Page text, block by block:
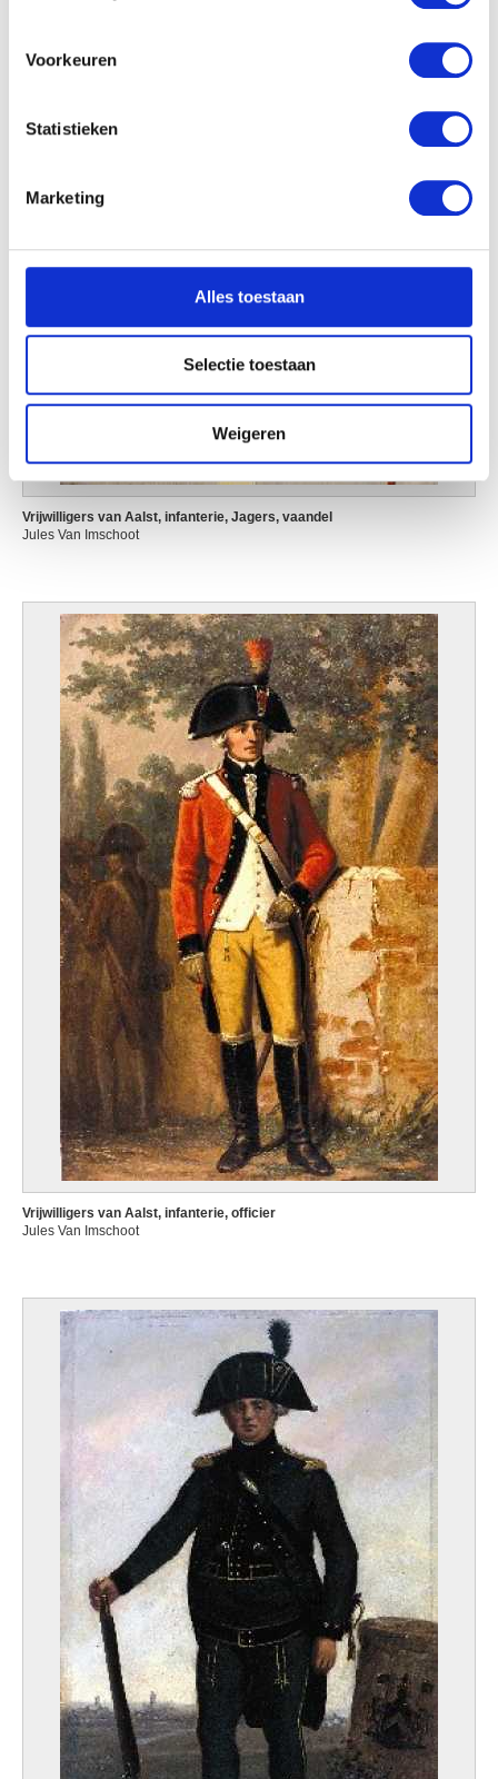
locatie, die tot een paar meter nauwkeurig kan zijn
scannen op specifieke eigenschappen (fingerprinting)
detailgedeeltein.
U kunt uw toestemming op elk moment wijzigen of
We gebruiken cookies om content en advertenties te
personaliseren, om functies voor social media te bieden
en om ons websiteverkeer te analyseren. Ook delen we
informatie over uw gebruik van onze site met onze
partners voor social media, adverteren en analyse. Deze
verzameld op basis van uw gebruik van hun services.
Voorkeuren
Statistieken
Marketing
Alles toestaan
Selectie toestaan
Weigeren
Vrijwilligers van Aalst, infanterie, Jagers, vaandel
Jules Van Imschoot
Vrijwilligers van Aalst, infanterie, officier
Jules Van Imschoot